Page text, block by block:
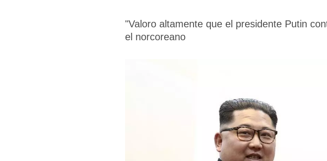
"Valoro altamente que el presidente Putin
el norcoreano